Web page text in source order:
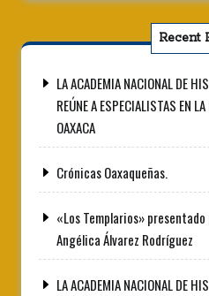
Recent
LA ACADEMIA NACIONAL DE
REÚNE A ESPECIALISTAS EN
OAXACA
Crónicas Oaxaqueñas.
«Los Templarios»
Angélica Álvarez Rodríguez
LA ACADEMIA NACIONAL DE